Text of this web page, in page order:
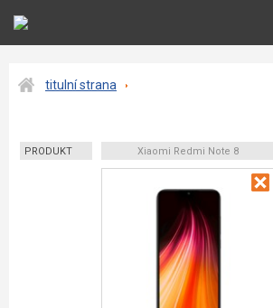
titulní strana
PRODUKT Xiaomi Redmi Note 8